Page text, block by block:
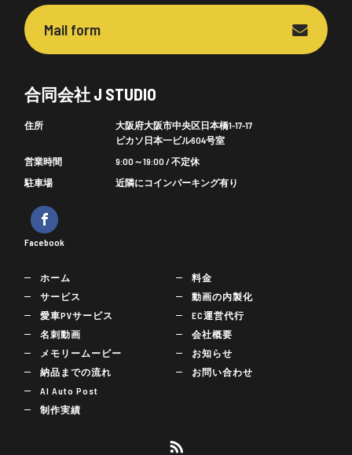
Mail form
合同会社 J STUDIO
住所
大阪府大阪市中央区日本橋1-17-17
ピカソ日本一ビル604号室
営業時間
9:00～19:00 / 不定休
駐車場
近隣にコインパーキング有り
Facebook
ホーム
サービス
愛車PVサービス
名刺動画
メモリームービー
納品までの流れ
AI Auto Post
制作実績
料金
動画の内製化
EC運営代行
会社概要
お知らせ
お問い合わせ